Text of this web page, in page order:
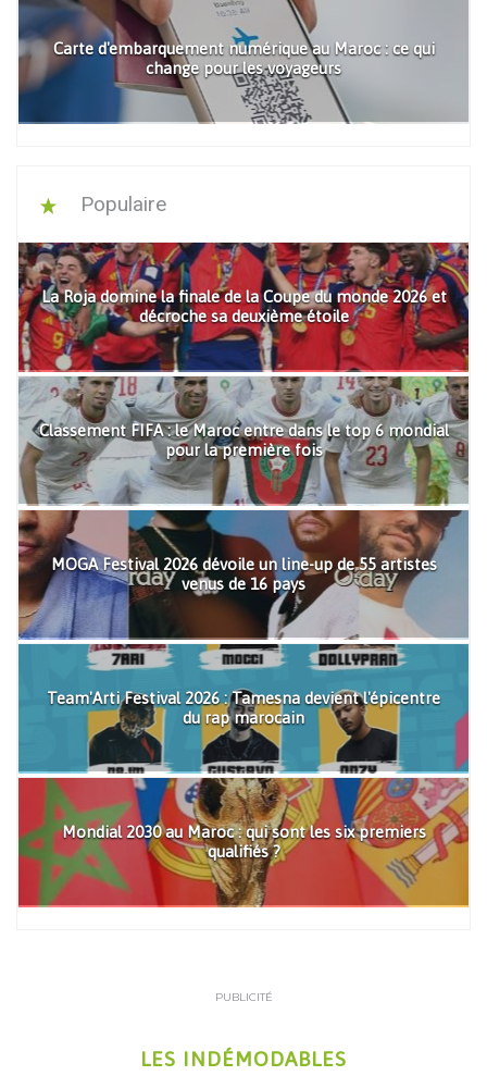
Carte d'embarquement numérique au Maroc : ce qui
change pour les voyageurs
Populaire
La Roja domine la finale de la Coupe du monde 2026 et
décroche sa deuxième étoile
Classement FIFA : le Maroc entre dans le top 6 mondial
pour la première fois
MOGA Festival 2026 dévoile un line-up de 55 artistes
venus de 16 pays
Team'Arti Festival 2026 : Tamesna devient l'épicentre
du rap marocain
Mondial 2030 au Maroc : qui sont les six premiers
qualifiés ?
PUBLICITÉ
LES INDÉMODABLES